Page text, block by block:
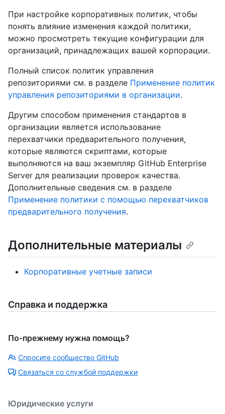
При настройке корпоративных политик, чтобы
понять влияние изменения каждой политики,
можно просмотреть текущие конфигурации для
организаций, принадлежащих вашей корпорации.
Полный список политик управления
репозиториями см. в разделе Применение политик
управления репозиториями в организации.
Другим способом применения стандартов в
организации является использование
перехватчики предварительного получения,
которые являются скриптами, которые
выполняются на ваш экземпляр GitHub Enterprise
Server для реализации проверок качества.
Дополнительные сведения см. в разделе
Применение политики с помощью перехватчиков
предварительного получения.
Дополнительные материалы
Корпоративные учетные записи
Справка и поддержка
По-прежнему нужна помощь?
Спросите сообщество GitHub
Связаться со службой поддержки
Юридические услуги